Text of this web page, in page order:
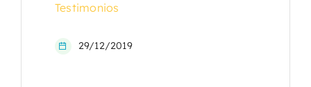
Testimonios
29/12/2019